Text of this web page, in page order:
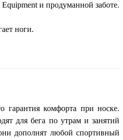
и продуманной заботе.
ноги.
гарантия комфорта при носке.
для бега по утрам и занятий
дополнят любой спортивный